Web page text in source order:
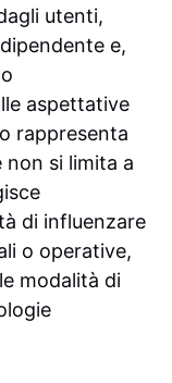
utenti,
e,
aspettative
rappresenta
non si limita a
di influenzare
o operative,
modalità di